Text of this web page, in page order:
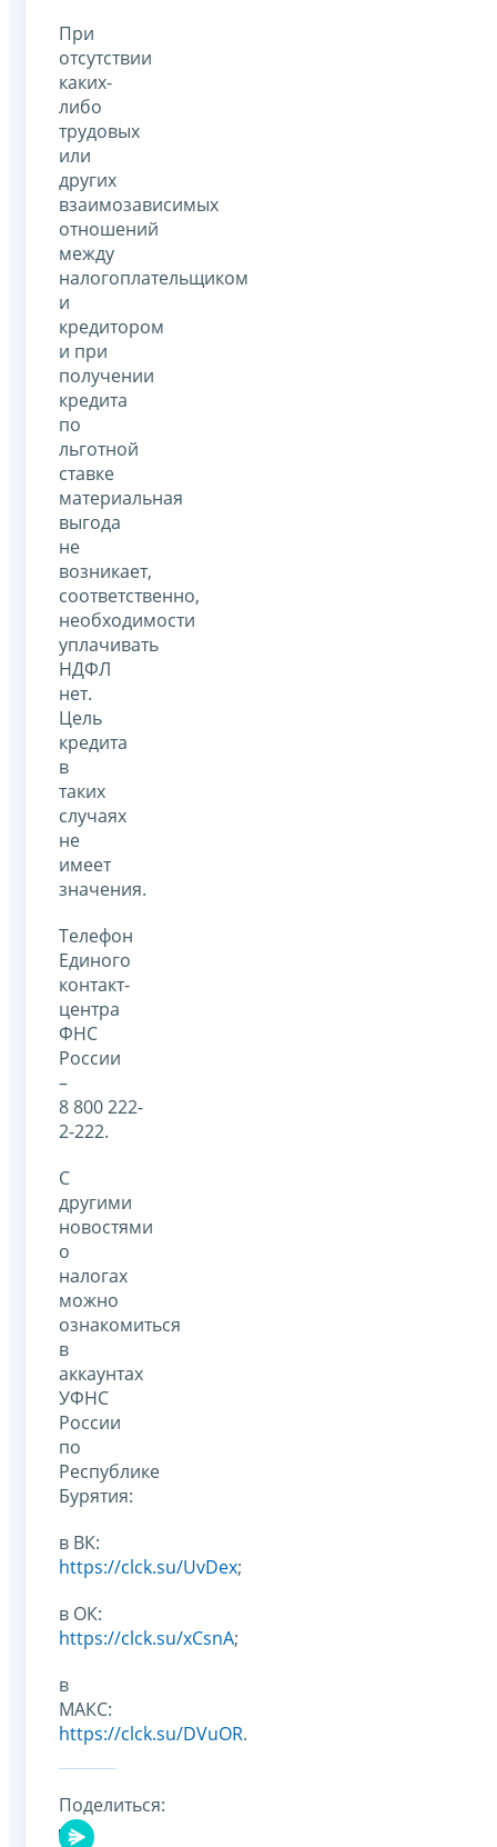
При
отсутствии
каких-
либо
трудовых
или
других
взаимозависимых
отношений
между
налогоплательщиком
и
кредитором
и при
получении
кредита
по
льготной
ставке
материальная
выгода
не
возникает,
соответственно,
необходимости
уплачивать
НДФЛ
нет.
Цель
кредита
в
таких
случаях
не
имеет
значения.
Телефон
Единого
контакт-
центра
ФНС
России
–
8 800 222-
2-222.
С
другими
новостями
о
налогах
можно
ознакомиться
в
аккаунтах
УФНС
России
по
Республике
Бурятия:
в ВК:
https://clck.su/UvDex;
в ОК:
https://clck.su/xCsnA;
в
МАКС:
https://clck.su/DVuOR.
Поделиться: